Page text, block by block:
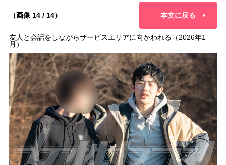
（画像 14 / 14） 本文に戻る
友人と会話をしながらサービスエリアに向かわれる（2026年1
月）